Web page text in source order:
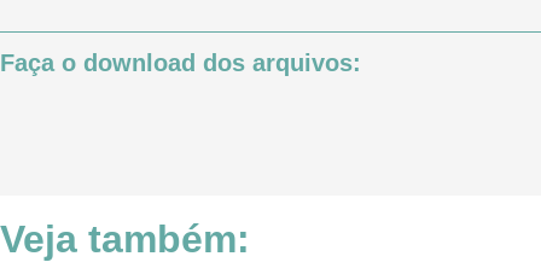
Faça o download dos arquivos:
Veja também: